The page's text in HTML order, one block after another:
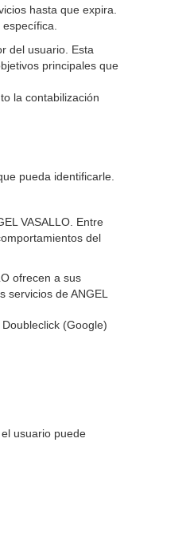
hasta que expira.
del usuario. Esta
principales que
la contabilización
pueda identificarle.
VASALLO. Entre
del
ofrecen a sus
de ANGEL
(Google)
usuario puede